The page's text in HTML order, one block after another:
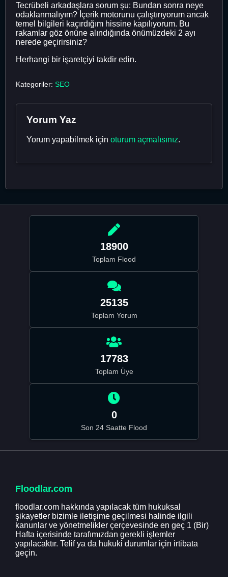
Tecrübeli arkadaşlara sorum şu: Bundan sonra neye
odaklanmalıyım? İçerik motorunu çalıştırıyorum ancak
temel bilgileri kaçırdığım hissine kapılıyorum. Bu
rakamlar göz önüne alındığında önümüzdeki 2 ayı
nerede geçirirsiniz?
Herhangi bir işaretçiyi takdir edin.
Kategoriler: SEO
Yorum Yaz
Yorum yapabilmek için oturum açmalısınız.
18900
Toplam Flood
25135
Toplam Yorum
17783
Toplam Üye
0
Son 24 Saatte Flood
Floodlar.com
floodlar.com hakkında yapılacak tüm hukuksal
şikayetler bizimle iletişime geçilmesi halinde ilgili
kanunlar ve yönetmelikler çerçevesinde en geç 1 (Bir)
Hafta içerisinde tarafımızdan gerekli işlemler
yapılacaktır. Telif ya da hukuki durumlar için irtibata
geçin.